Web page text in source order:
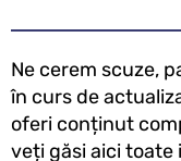
Ne cerem scuze,
în curs de
oferi conținut
veți găsi aici toate